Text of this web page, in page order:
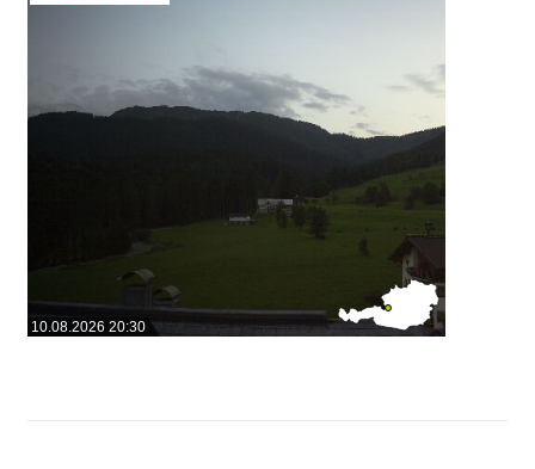
10.08.2026 20:30